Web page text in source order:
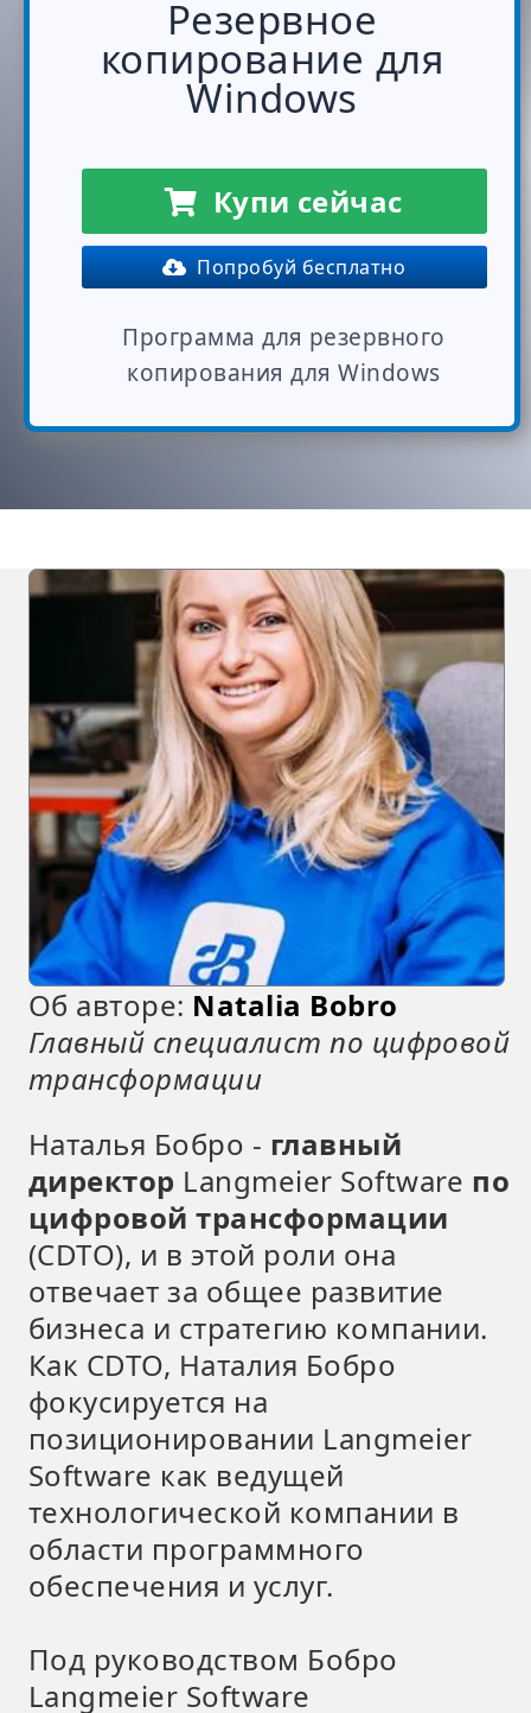
Резервное
копирование для
Windows
Купи сейчас
Попробуй бесплатно
Программа для резервного
копирования для Windows
Об авторе: Natalia Bobro
Главный специалист по цифровой
трансформации
Наталья Бобро - главный
директор Langmeier Software по
цифровой трансформации
(CDTO), и в этой роли она
отвечает за общее развитие
бизнеса и стратегию компании.
Как CDTO, Наталия Бобро
фокусируется на
позиционировании Langmeier
Software как ведущей
технологической компании в
области программного
обеспечения и услуг.
Под руководством Бобро
Langmeier Software